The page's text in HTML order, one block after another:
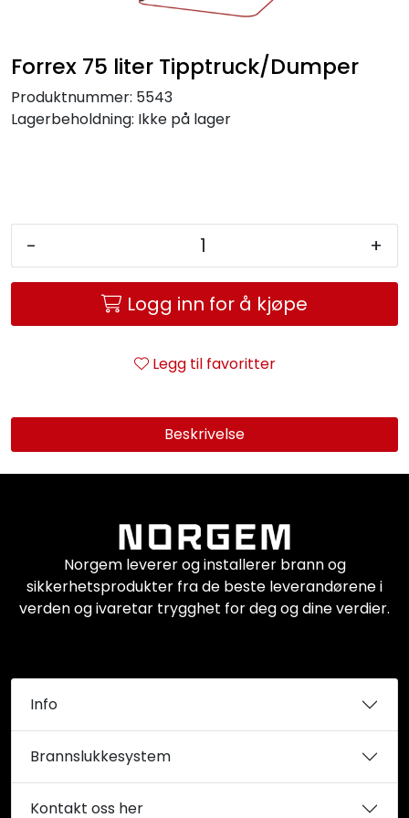
Forrex 75 liter Tipptruck/Dumper
Produktnummer: 5543
Lagerbeholdning: Ikke på lager
- +
Logg inn for å kjøpe
Legg til favoritter
Beskrivelse
Norgem leverer og installerer brann og
sikkerhetsprodukter fra de beste leverandørene i
verden og ivaretar trygghet for deg og dine verdier.
Info
Brannslukkesystem
Kontakt oss her
Kontakt oss